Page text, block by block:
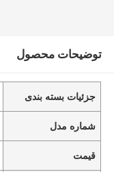
توضیحات محصول
جزئیات بسته بندی
شماره مدل
قیمت